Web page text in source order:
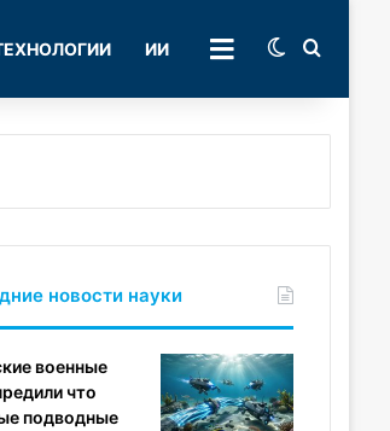
ИИ РУБРИКИSwitch skin
новости науки
военные
что
подводные